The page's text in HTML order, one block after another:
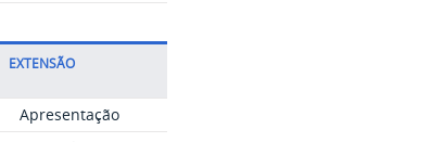
EXTENSÃO
Apresentação